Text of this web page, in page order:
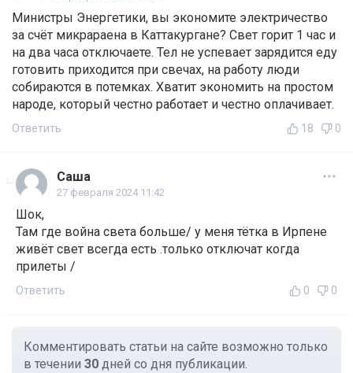
Министры Энергетики, вы экономите электричество
за счёт микрараена в Каттакургане? Свет горит 1 час и
на два часа отключаете. Тел не успевает зарядится еду
готовить приходится при свечах, на работу люди
собираются в потемках. Хватит экономить на простом
народе, который честно работает и честно оплачивает.
Ответить 18 0
Саша
27 февраля 2024 11:42
Шок,
Там где война света больше/ у меня тётка в Ирпене
живёт свет всегда есть .только отключат когда
прилеты /
Ответить 0 0
Комментировать статьи на сайте возможно только
в течении 30 дней со дня публикации.